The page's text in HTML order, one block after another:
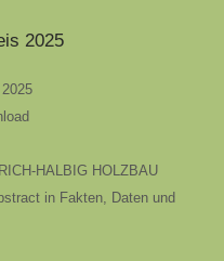
2025
HALBIG HOLZBAU
in Fakten, Daten und